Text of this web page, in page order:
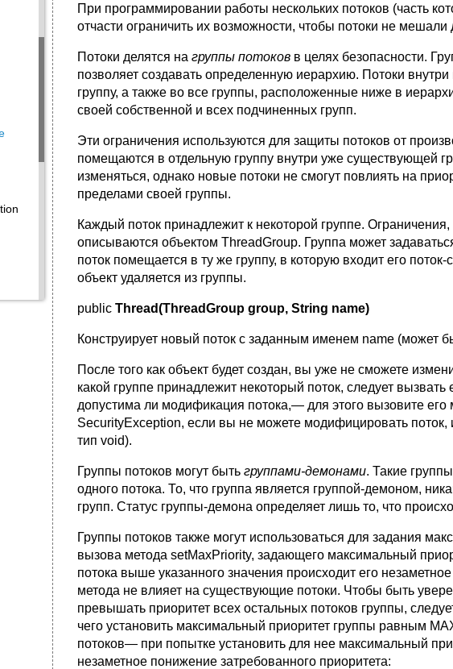
При программировании работы нескольких потоков (часть
отчасти ограничить их возможности, чтобы потоки не мешали
Потоки делятся на группы потоков в целях безопасности.
позволяет создавать определенную иерархию. Потоки
группу, а также во все группы, расположенные ниже в
своей собственной и всех подчиненных групп.
Эти ограничения используются для защиты потоков от
помещаются в отдельную группу внутри уже существующей
изменяться, однако новые потоки не смогут повлиять на
пределами своей группы.
Каждый поток принадлежит к некоторой группе.
описываются объектом ThreadGroup. Группа может
поток помещается в ту же группу, в которую входит его
объект удаляется из группы.
public Thread(ThreadGroup group, String name)
Конструирует новый поток с заданным именем name (может
После того как объект будет создан, вы уже не сможете
какой группе принадлежит некоторый поток, следует
допустима ли модификация потока,— для этого вызовите
SecurityException, если вы не можете модифицировать
тип void).
Группы потоков могут быть группами-демонами. Такие
одного потока. То, что группа является группой-демоном,
групп. Статус группы-демона определяет лишь то, что
Группы потоков также могут использоваться для задания
вызова метода setMaxPriority, задающего максимальный
потока выше указанного значения происходит его
метода не влияет на существующие потоки. Чтобы быть
превышать приоритет всех остальных потоков группы,
чего установить максимальный приоритет группы равным
потоков— при попытке установить для нее максимальный
незаметное понижение затребованного приоритета: